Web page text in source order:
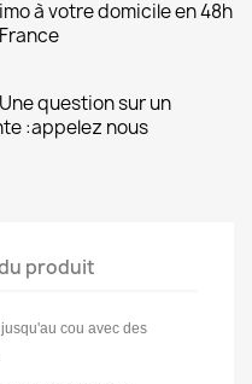
à votre domicile en 48h
question sur un
:appelez nous
produit
cou avec des